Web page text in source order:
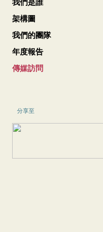
我們是誰
架構圖
我們的團隊
年度報告
傳媒訪問
分享至